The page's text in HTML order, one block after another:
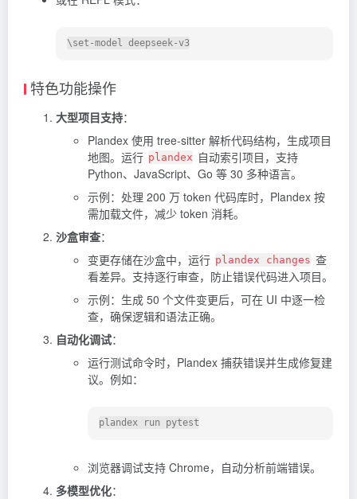
特色功能操作
大型项目支持：
Plandex 使用 tree-sitter 解析代码结构，生成项目
地图。运行 plandex 自动索引项目，支持
Python、JavaScript、Go 等 30 多种语言。
示例：处理 200 万 token 代码库时，Plandex 按
需加载文件，减少 token 消耗。
沙盒审查：
变更存储在沙盒中，运行 plandex changes 查
看差异。支持逐行审查，防止错误代码进入项目。
示例：生成 50 个文件变更后，可在 UI 中逐一检
查，确保逻辑和语法正确。
自动化调试：
运行测试命令时，Plandex 捕获错误并生成修复建
议。例如：
浏览器调试支持 Chrome，自动分析前端错误。
多模型优化：